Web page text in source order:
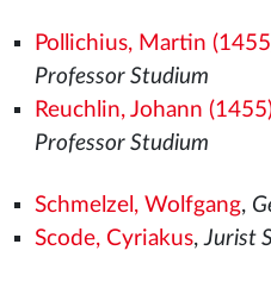
Pollichius, Martin
Professor Studium
Reuchlin, Johann
Professor Studium
Schmelzel, Wolfgang,
Scode, Cyriakus,Jurist